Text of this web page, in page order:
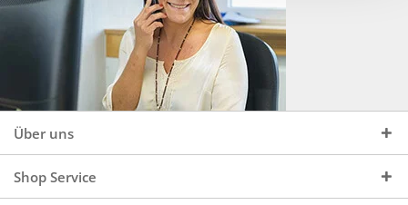
Über uns
Shop Service